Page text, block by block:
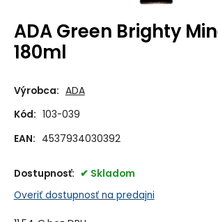
ADA Green Brighty
180ml
Výrobca: ADA
Kód: 103-039
EAN: 4537934030392
Dostupnosť:
Skladom
Overiť dostupnosť na predajni